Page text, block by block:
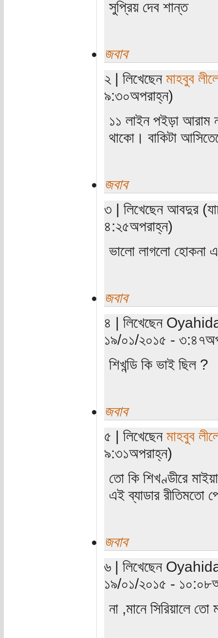
সুপ্রিয় দেব শান্ত
জবাব
২ | লিখেছেন মাহবুব
৯:৩০অপরাহ্ন)
১১ লাইন পইড়া আরাম
থাকো। বাকিটা
জবাব
৩ | লিখেছেন আবদুর
৪:২৫অপরাহ্ন)
ভালো লাগলো হোকনা
জবাব
৪ | লিখেছেন
১৯/০১/২০১৫ -
শিখন্ডি কি ভাই ছিল ?
জবাব
৫ | লিখেছেন মাহবুব
৯:৩১অপরাহ্ন)
তো কি শিখণ্ডীরে
এই ব্যাডার রীতিমতো
জবাব
৬ | লিখেছেন
১৯/০১/২০১৫ -
না ,মানে সিরিয়ালে